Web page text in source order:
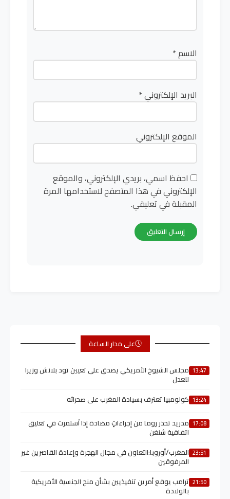
الاسم*
البريد الإلكتروني*
الموقع الإلكتروني
احفظ اسمي، بريدي الإلكتروني، والموقع
الإلكتروني في هذا المتصفح لاستخدامها المرة
المقبلة في تعليقي.
على مدار الساعة
13:47 مجلس الشيوخ الأمريكي يصدق على تعيين تود بلانش وزيرا
للعدل
13:24 كولومبيا تعترف بسيادة المغرب على صحرائه
17:08 مدريد تحذر روما من إجراءاتٍ مضادة إذا اُستمرت في تعليق
اتفاقية شنغن
23:51 المغرب/أوروبا:التعاون في مجال الهجرة وإعادة القاصرين غير
المرفوقين
21:50 ترامب يوقع أمرين تنفيذيين بشأن منح الجنسية الأمريكية
بالولادة